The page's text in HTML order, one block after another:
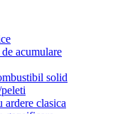
acumulare
solid
ardere clasica